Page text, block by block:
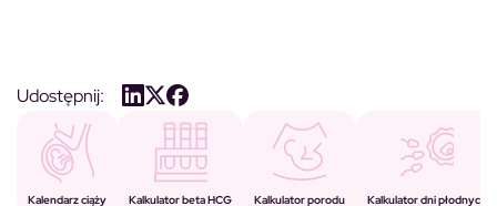
Udostępnij:
Kalendarz ciąży Kalkulator beta HCG Kalkulator porodu Kalkulator dni płodnych